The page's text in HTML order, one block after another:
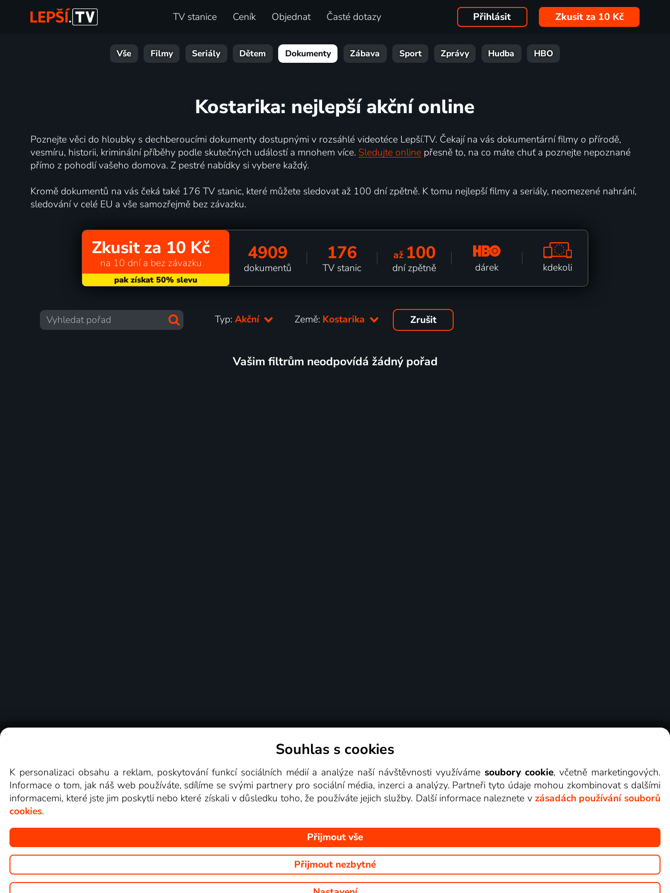
TV stanice Ceník Objednat Časté dotazy Přihlásit Zkusit za 10 Kč
Vše Filmy Seriály Dětem Dokumenty Zábava Sport Zprávy Hudba HBO
Kostarika: nejlepší akční online
Poznejte věci do hloubky s dechberoucími dokumenty dostupnými v rozsáhlé videotéce Lepší.TV. Čekají na vás dokumentární filmy o přírodě,
vesmíru, historii, kriminální příběhy podle skutečných událostí a mnohem více. Sledujte onlinepřesně to, na co máte chuť a poznejte nepoznané
přímo z pohodlí vašeho domova. Z pestré nabídky si vybere každý.
Kromě dokumentů na vás čeká také 176 TV stanic, které můžete sledovat až 100 dní zpětně. K tomu nejlepší filmy a seriály, neomezené nahrání,
sledování v celé EU a vše samozřejmě bez závazku.
Zkusit za 10 Kč
na 10 dní a bez závazku 4909
dokumentů
176
TV stanic
až 100
dní zpětně dárek kdekoli
Typ:Akční Země: Kostarika Zrušit
Vašim filtrům neodpovídá žádný pořad
Videotéka
Copyright © goNET s.r.o. Na tomto webu jsou zobrazovány obrázky z pořadů TV stanic, které můžete sledovat v Lepší.TV.
Souhlas s cookies
K personalizaci obsahu a reklam, poskytování funkcí sociálních médií a analýze naší návštěvnosti využívámesoubory cookie, včetně marketingových.
Informace o tom, jak náš web používáte, sdílíme se svými partnery pro sociální média, inzerci a analýzy. Partneři tyto údaje mohou zkombinovat s dalšími
informacemi, které jste jim poskytli nebo které získali v důsledku toho, že používáte jejich služby. Další informace naleznete v zásadách používání souborů
cookies.
Přijmout vše
Přijmout nezbytné